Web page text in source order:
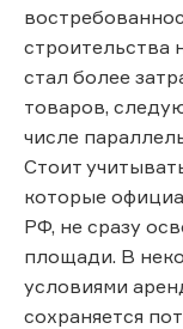
строительства
стал более
товаров,
числе
Стоит
которые
РФ, не сразу
площади. В
условиями
сохраняется